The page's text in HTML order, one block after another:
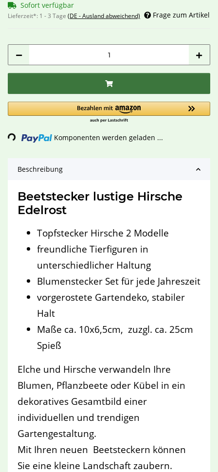
Sofort verfügbar
Lieferzeit*: 1 - 3 Tage (DE - Ausland abweichend) Frage zum Artikel
Loading... Komponenten werden geladen ...
Beschreibung
Beetstecker lustige Hirsche
Edelrost
Topfstecker Hirsche 2 Modelle
freundliche Tierfiguren in
unterschiedlicher Haltung
Blumenstecker Set für jede Jahreszeit
vorgerostete Gartendeko, stabiler
Halt
Maße ca. 10x6,5cm, zuzgl. ca. 25cm
Spieß
Elche und Hirsche verwandeln Ihre
Blumen, Pflanzbeete oder Kübel in ein
dekoratives Gesamtbild einer
individuellen und trendigen
Gartengestaltung.
Mit Ihren neuen Beetsteckern können
Sie eine kleine Landschaft zaubern.